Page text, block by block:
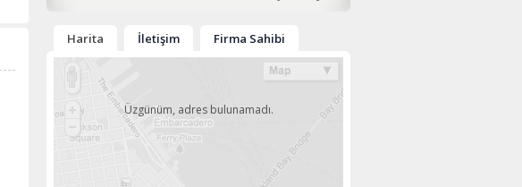
Harita İletişim Firma Sahibi
Üzgünüm, adres bulunamadı.